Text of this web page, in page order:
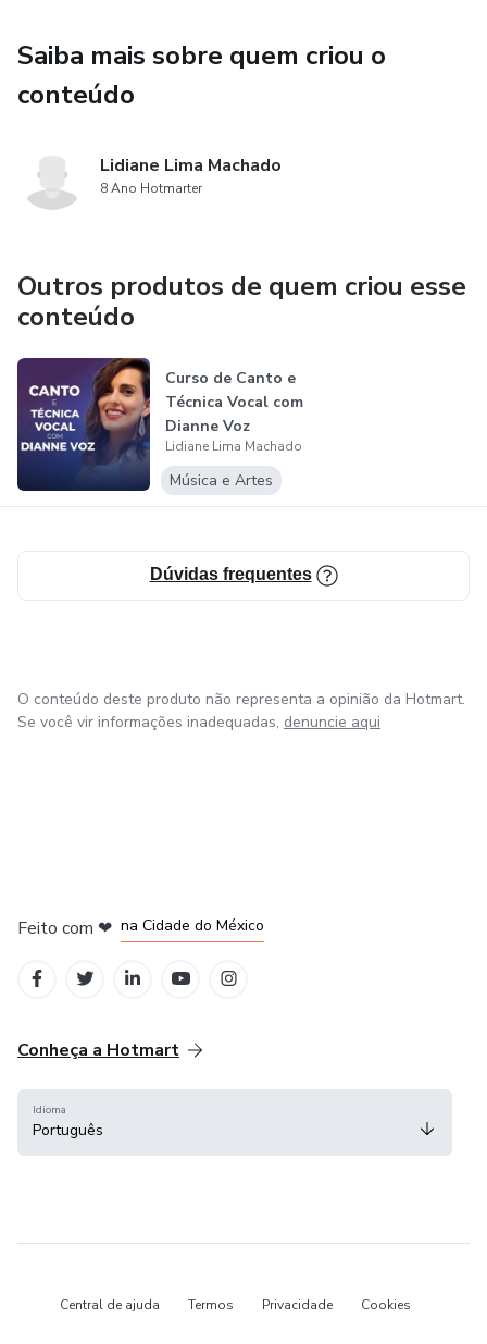
Saiba mais sobre quem criou o
conteúdo
Lidiane Lima Machado
8 Ano Hotmarter
Outros produtos de quem criou esse
conteúdo
Curso de Canto e
Técnica Vocal com
Dianne Voz
Lidiane Lima Machado
Música e Artes
Dúvidas frequentes
O conteúdo deste produto não representa a opinião da Hotmart.
Se você vir informações inadequadas, denuncie aqui
Feito com ❤ na Cidade do México
Conheça a Hotmart
Idioma
Português
Central de ajuda Termos Privacidade Cookies